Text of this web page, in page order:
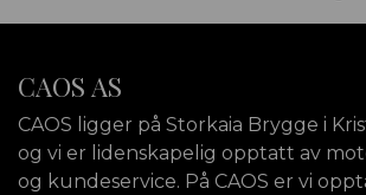
CAOS AS
CAOS ligger på Storkaia Brygge i
og vi er lidenskapelig opptatt av
og kundeservice. På CAOS er vi